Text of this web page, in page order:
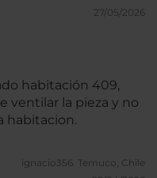
27/05/2026
habitación 409,
ventilar la pieza y no
habitacion.
ignacio356. Temuco, Chile